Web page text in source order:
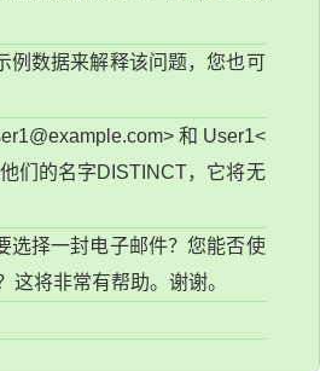
例数据来解释该问题，您也可
> 和 User1<
们的名字DISTINCT，它将无
选择一封电子邮件？您能否使
将非常有帮助。谢谢。